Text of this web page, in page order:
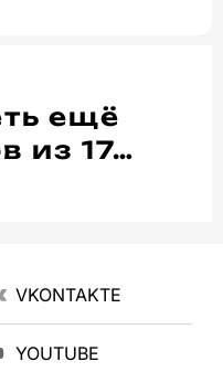
ещё
из 17…
VKONTAKTE
YOUTUBE